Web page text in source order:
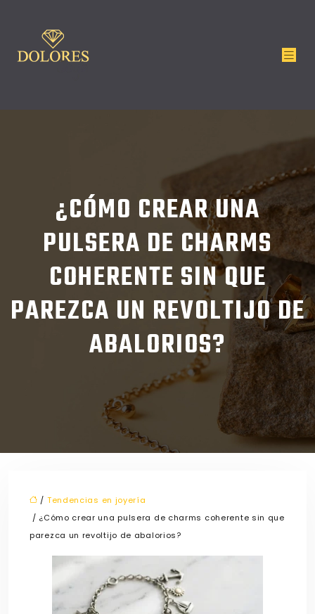
¿CÓMO CREAR UNA
PULSERA DE CHARMS
COHERENTE SIN QUE
PAREZCA UN REVOLTIJO DE
ABALORIOS?
/ Tendencias en joyería
/ ¿Cómo crear una pulsera de charms coherente sin que
parezca un revoltijo de abalorios?